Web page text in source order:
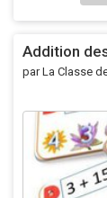
Addition
par La Classe